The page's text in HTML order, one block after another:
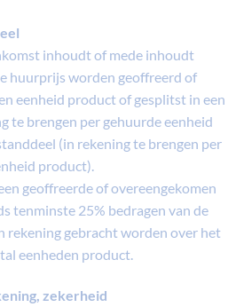
inhoudt of mede inhoudt
huurprijs worden geoffreerd of
eenheid product of gesplitst in een
te brengen per gehuurde eenheid
(in rekening te brengen per
product).
geoffreerde of overeengekomen
tenminste 25% bedragen van de
rekening gebracht worden over het
eenheden product.
zekerheid